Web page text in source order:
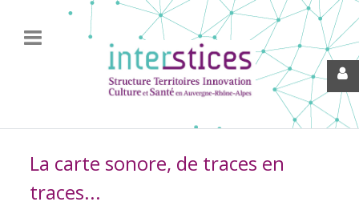
La carte sonore, de traces en
traces...